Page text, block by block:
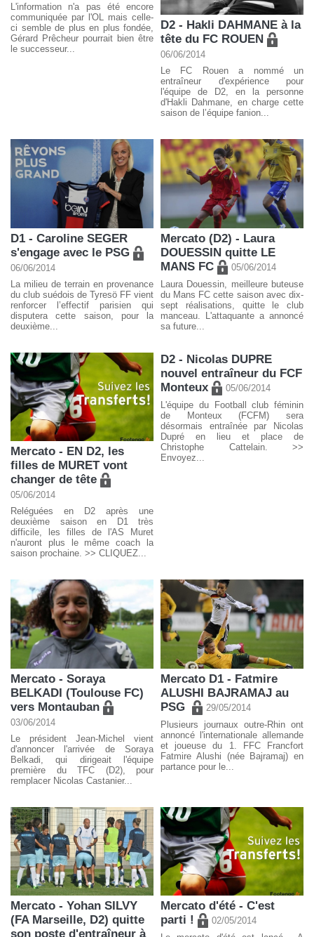
L'information n'a pas été encore
communiquée par l'OL mais celle-
ci semble de plus en plus fondée,
Gérard Prêcheur pourrait bien être
le successeur...
D2 - Hakli DAHMANE à la
tête du FC ROUEN
06/06/2014
Le FC Rouen a nommé un
entraîneur d'expérience pour
l'équipe de D2, en la personne
d'Hakli Dahmane, en charge cette
saison de l’équipe fanion...
D1 - Caroline SEGER
s'engage avec le PSG
06/06/2014
La milieu de terrain en provenance
du club suédois de Tyresö FF vient
renforcer l’effectif parisien qui
disputera cette saison, pour la
deuxième...
Mercato (D2) - Laura
DOUESSIN quitte LE
MANS FC
05/06/2014
Laura Douessin, meilleure buteuse
du Mans FC cette saison avec dix-
sept réalisations, quitte le club
manceau. L'attaquante a annoncé
sa future...
Mercato - EN D2, les
filles de MURET vont
changer de tête
05/06/2014
Reléguées en D2 après une
deuxième saison en D1 très
difficile, les filles de l'AS Muret
n'auront plus le même coach la
saison prochaine. >> CLIQUEZ...
D2 - Nicolas DUPRE
nouvel entraîneur du FCF
Monteux
05/06/2014
L'équipe du Football club féminin
de Monteux (FCFM) sera
désormais entraînée par Nicolas
Dupré en lieu et place de
Christophe Cattelain. >>
Envoyez...
Mercato - Soraya
BELKADI (Toulouse FC)
vers Montauban
03/06/2014
Le président Jean-Michel vient
d'annoncer l'arrivée de Soraya
Belkadi, qui dirigeait l'équipe
première du TFC (D2), pour
remplacer Nicolas Castanier...
Mercato D1 - Fatmire
ALUSHI BAJRAMAJ au
PSG
29/05/2014
Plusieurs journaux outre-Rhin ont
annoncé l'internationale allemande
et joueuse du 1. FFC Francfort
Fatmire Alushi (née Bajramaj) en
partance pour le...
Mercato - Yohan SILVY
(FA Marseille, D2) quitte
son poste d'entraîneur à
Mercato d'été - C'est
parti !
02/05/2014